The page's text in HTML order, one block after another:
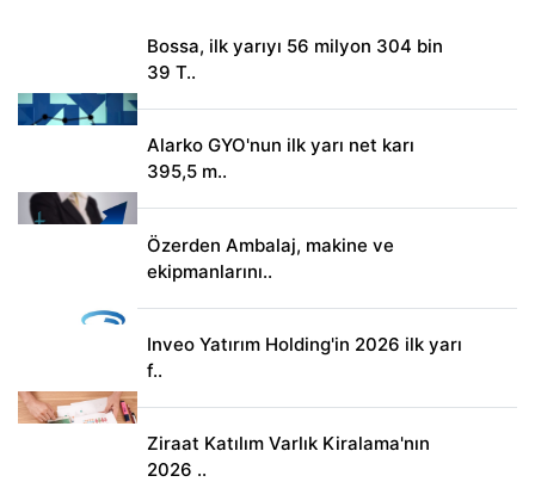
Bossa, ilk yarıyı 56 milyon 304 bin
39 T..
Alarko GYO'nun ilk yarı net karı
395,5 m..
Özerden Ambalaj, makine ve
ekipmanlarını..
Inveo Yatırım Holding'in 2026 ilk yarı
f..
Ziraat Katılım Varlık Kiralama'nın
2026 ..